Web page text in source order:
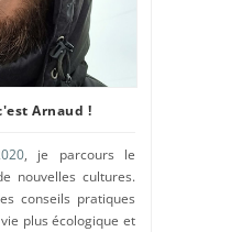
Arnaud !
, je parcours le
nouvelles cultures.
conseils pratiques
plus écologique et